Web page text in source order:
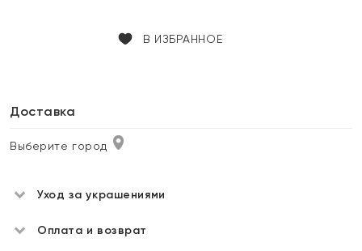
В ИЗБРАННОЕ
Доставка
Выберите город
Уход за украшениями
Оплата и возврат